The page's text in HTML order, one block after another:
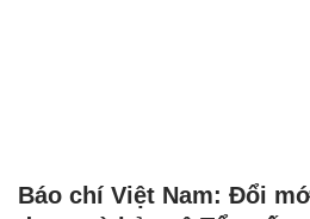
Báo chí Việt Nam: Đổi